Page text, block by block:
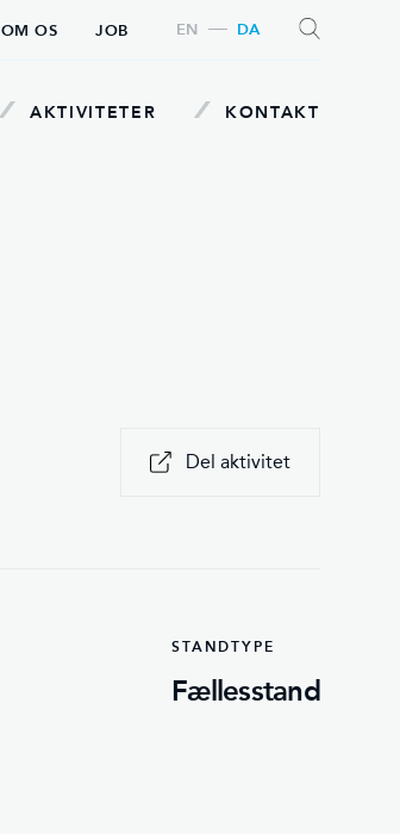
OM OS JOB DA
EN
AKTIVITETER KONTAKT
Del aktivitet
STANDTYPE
Fællesstand